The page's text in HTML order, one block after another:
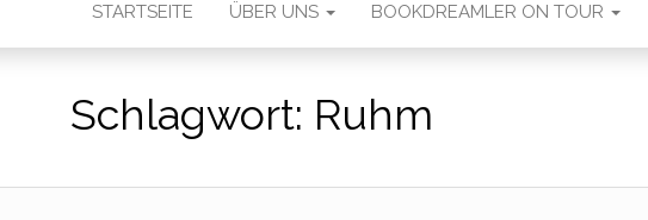
STARTSEITE ÜBER UNS BOOKDREAMLER ON TOUR
Schlagwort: Ruhm